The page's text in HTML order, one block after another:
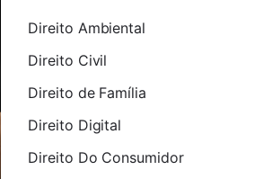
Direito Ambiental
Direito Civil
Direito de Família
Direito Digital
Direito Do Consumidor